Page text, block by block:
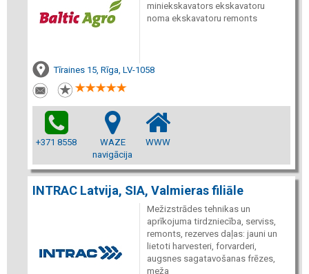
miniekskavators ekskavatoru
noma ekskavatoru remonts
Tīraines 15, Rīga, LV-1058
+371 8558
WAZE
navigācija
WWW
INTRAC Latvija, SIA, Valmieras filiāle
Mežizstrādes tehnikas un
aprīkojuma tirdzniecība, serviss,
remonts, rezerves daļas: jauni un
lietoti harvesteri, forvarderi,
augsnes sagatavošanas frēzes,
meža